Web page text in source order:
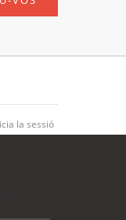
la sessió